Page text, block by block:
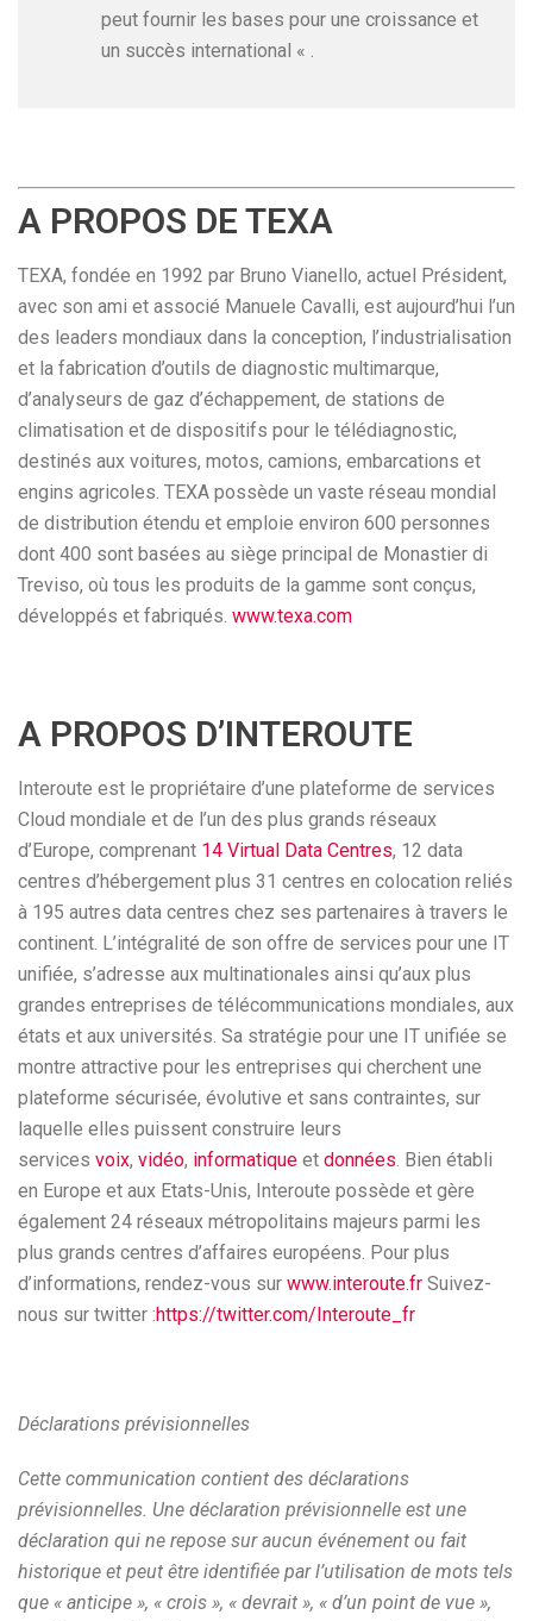
peut fournir les bases pour une croissance et
un succès international « .
A PROPOS DE TEXA
TEXA, fondée en 1992 par Bruno Vianello, actuel Président,
avec son ami et associé Manuele Cavalli, est aujourd’hui l’un
des leaders mondiaux dans la conception, l’industrialisation
et la fabrication d’outils de diagnostic multimarque,
d’analyseurs de gaz d’échappement, de stations de
climatisation et de dispositifs pour le télédiagnostic,
destinés aux voitures, motos, camions, embarcations et
engins agricoles. TEXA possède un vaste réseau mondial
de distribution étendu et emploie environ 600 personnes
dont 400 sont basées au siège principal de Monastier di
Treviso, où tous les produits de la gamme sont conçus,
développés et fabriqués. www.texa.com
A PROPOS D’INTEROUTE
Interoute est le propriétaire d’une plateforme de services
Cloud mondiale et de l’un des plus grands réseaux
d’Europe, comprenant 14 Virtual Data Centres, 12 data
centres d’hébergement plus 31 centres en colocation reliés
à 195 autres data centres chez ses partenaires à travers le
continent. L’intégralité de son offre de services pour une IT
unifiée, s’adresse aux multinationales ainsi qu’aux plus
grandes entreprises de télécommunications mondiales, aux
états et aux universités. Sa stratégie pour une IT unifiée se
montre attractive pour les entreprises qui cherchent une
plateforme sécurisée, évolutive et sans contraintes, sur
laquelle elles puissent construire leurs
services voix, vidéo, informatique et données. Bien établi
en Europe et aux Etats-Unis, Interoute possède et gère
également 24 réseaux métropolitains majeurs parmi les
plus grands centres d’affaires européens. Pour plus
d’informations, rendez-vous sur www.interoute.fr Suivez-
nous sur twitter :https://twitter.com/Interoute_fr
Déclarations prévisionnelles
Cette communication contient des déclarations
prévisionnelles. Une déclaration prévisionnelle est une
déclaration qui ne repose sur aucun événement ou fait
historique et peut être identifiée par l’utilisation de mots tels
que « anticipe », « crois », « devrait », « d’un point de vue »,